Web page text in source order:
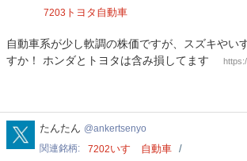
7203 トヨタ自動車
自動車系が少し軟調の株価ですが、スズキやい
すか！ ホンダとトヨタは含み損してます
ankertsenyo
たんたん ankertsenyo
関連銘柄
7202いすゞ自動車